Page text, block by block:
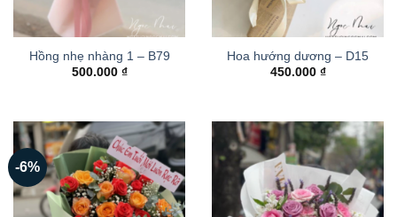
Hồng nhẹ nhàng 1 – B79
500.000 ₫
Hoa hướng dương – D15
450.000 ₫
-6%